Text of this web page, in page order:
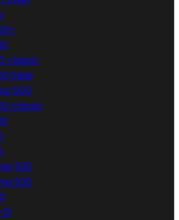
classic
Slide
500
classic
530
520